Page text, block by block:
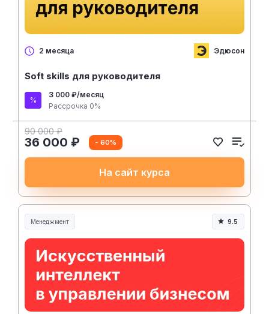
2 месяца Эдюсон
Soft skills для руководителя
3 000 ₽/месяц
Рассрочка 0%
90 000 ₽
36 000 ₽ - 60%
На сайт курса
Менеджмент
Менеджмент и управление
9.5